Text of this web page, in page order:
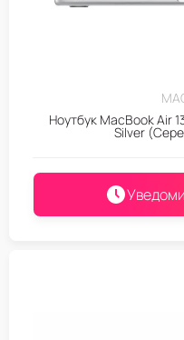
Ноутбук MacBook Air
Silver